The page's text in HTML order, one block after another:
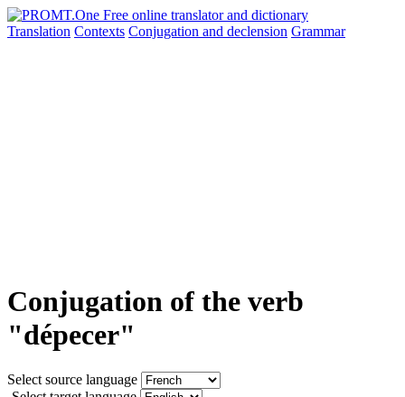
Translation Contexts Conjugation and declension Grammar
Conjugation of the verb
"dépecer"
Select source language